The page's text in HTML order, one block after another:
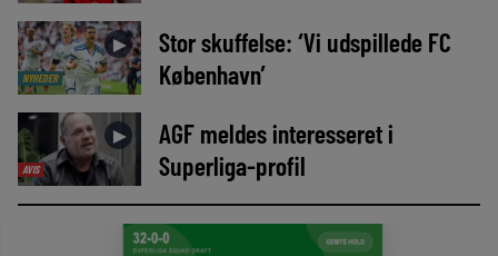
NYHEDER
►
Stor skuffelse: ‘Vi udspillede FC
København’
AVIS
►
AGF meldes interesseret i
Superliga-profil